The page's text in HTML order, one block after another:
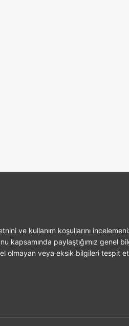
ve kullanım koşullarını
paylaştığımız genel
olmayan veya eksik bilgileri tespit